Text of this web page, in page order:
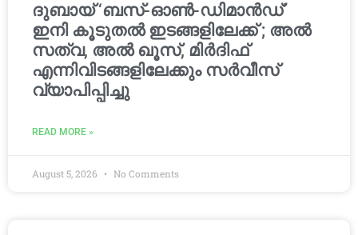
ദുബായ് ‘ബസ്-ഓൺ-ഡിമാൻഡ്’
ഇനി കൂടുതൽ ഇടങ്ങളിലേക്ക് ; അൽ
സത്വ, അൽ ഖൂസ്, മിർദിഫ്
എന്നിവിടങ്ങളിലേക്കും സർവീസ്
വ്യാപിപ്പിച്ചു
READ MORE »
August 5, 2026 No Comments